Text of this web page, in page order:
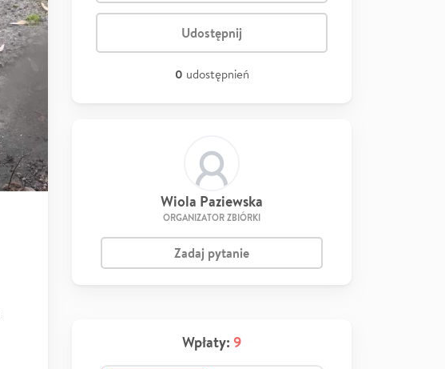
Udostępnij
0 udostępnień
Wiola Paziewska
ORGANIZATOR ZBIÓRKI
Zadaj pytanie
Wpłaty: 9